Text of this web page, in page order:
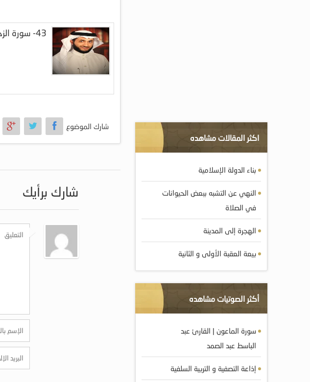
43- سورة الزخرف
شارك الموضوع
شارك برأيك
اكثر المقالات مشاهده
بناء الدولة الإسلامية
النهي عن التشبه ببعض الحيوانات
في الصلاة
الهجرة إلى المدينة
بيعة العقبة الأولى و الثانية
أكثر الصوتيات مشاهده
سورة الماعون | القارئ عبد
الباسط عبد الصمد
إذاعة التصفية و التربية السلفية